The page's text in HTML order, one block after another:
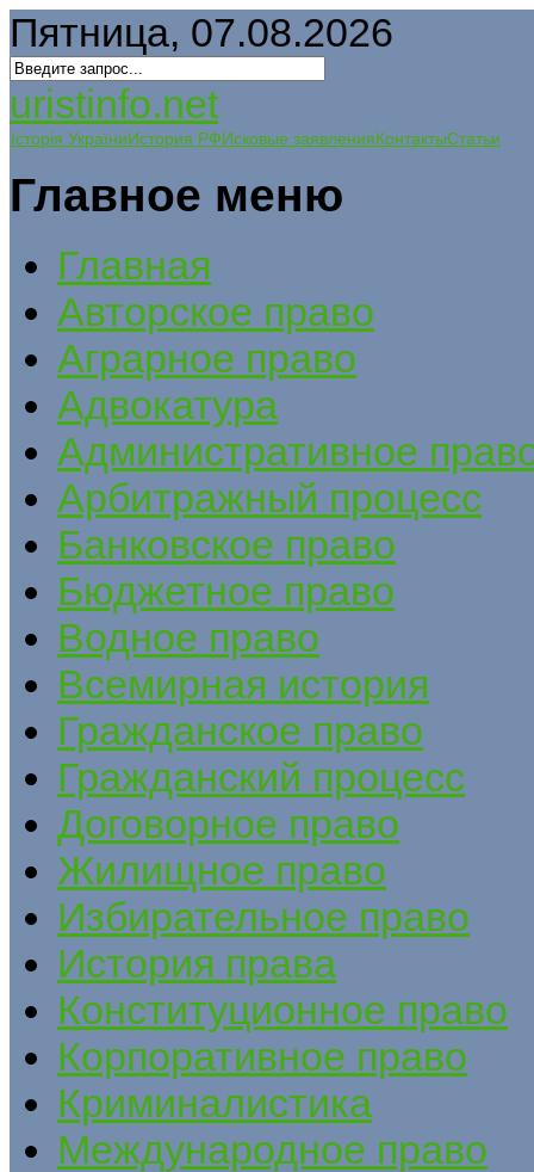
Пятница, 07.08.2026
uristinfo.net
Історія УкраїниИстория РФИсковые заявленияКонтактыСтатьи
Главное меню
Главная
Авторское право
Аграрное право
Адвокатура
Административное
Арбитражный процесс
Банковское право
Бюджетное право
Водное право
Всемирная история
Гражданское право
Гражданский процесс
Договорное право
Жилищное право
Избирательное право
История права
Конституционное право
Корпоративное право
Криминалистика
Международное право